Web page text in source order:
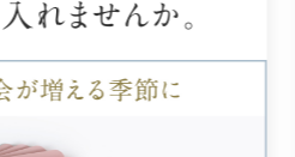
れませんか。